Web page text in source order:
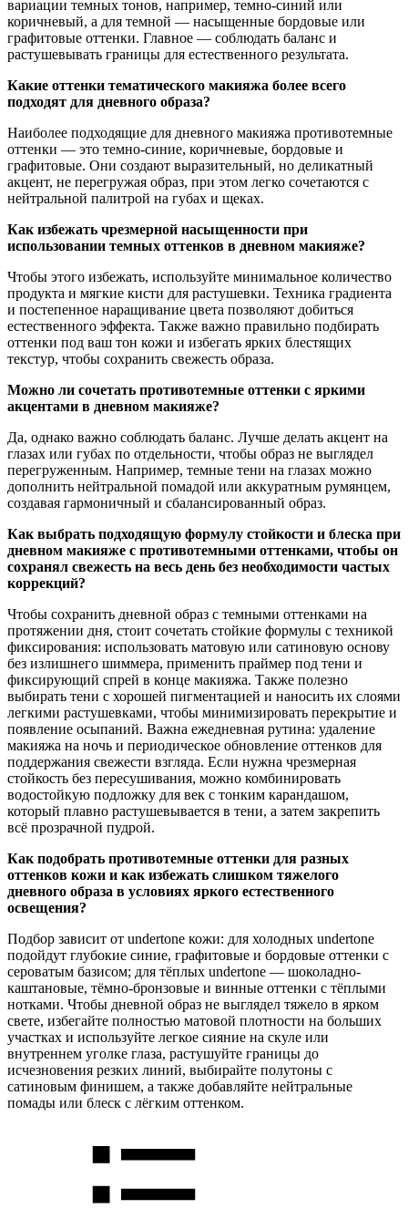
вариации темных тонов, например, темно-синий или
коричневый, а для темной — насыщенные бордовые или
графитовые оттенки. Главное — соблюдать баланс и
растушевывать границы для естественного результата.
Какие оттенки тематического макияжа более всего
подходят для дневного образа?
Наиболее подходящие для дневного макияжа противотемные
оттенки — это темно-синие, коричневые, бордовые и
графитовые. Они создают выразительный, но деликатный
акцент, не перегружая образ, при этом легко сочетаются с
нейтральной палитрой на губах и щеках.
Как избежать чрезмерной насыщенности при
использовании темных оттенков в дневном макияже?
Чтобы этого избежать, используйте минимальное количество
продукта и мягкие кисти для растушевки. Техника градиента
и постепенное наращивание цвета позволяют добиться
естественного эффекта. Также важно правильно подбирать
оттенки под ваш тон кожи и избегать ярких блестящих
текстур, чтобы сохранить свежесть образа.
Можно ли сочетать противотемные оттенки с яркими
акцентами в дневном макияже?
Да, однако важно соблюдать баланс. Лучше делать акцент на
глазах или губах по отдельности, чтобы образ не выглядел
перегруженным. Например, темные тени на глазах можно
дополнить нейтральной помадой или аккуратным румянцем,
создавая гармоничный и сбалансированный образ.
Как выбрать подходящую формулу стойкости и блеска при
дневном макияже с противотемными оттенками, чтобы он
сохранял свежесть на весь день без необходимости частых
коррекций?
Чтобы сохранить дневной образ с темными оттенками на
протяжении дня, стоит сочетать стойкие формулы с техникой
фиксирования: использовать матовую или сатиновую основу
без излишнего шиммера, применить праймер под тени и
фиксирующий спрей в конце макияжа. Также полезно
выбирать тени с хорошей пигментацией и наносить их слоями
легкими растушевками, чтобы минимизировать перекрытие и
появление осыпаний. Важна ежедневная рутина: удаление
макияжа на ночь и периодическое обновление оттенков для
поддержания свежести взгляда. Если нужна чрезмерная
стойкость без пересушивания, можно комбинировать
водостойкую подложку для век с тонким карандашом,
который плавно растушевывается в тени, а затем закрепить
всё прозрачной пудрой.
Как подобрать противотемные оттенки для разных
оттенков кожи и как избежать слишком тяжелого
дневного образа в условиях яркого естественного
освещения?
Подбор зависит от undertone кожи: для холодных undertone
подойдут глубокие синие, графитовые и бордовые оттенки с
сероватым базисом; для тёплых undertone — шоколадно-
каштановые, тёмно-бронзовые и винные оттенки с тёплыми
нотками. Чтобы дневной образ не выглядел тяжело в ярком
свете, избегайте полностью матовой плотности на больших
участках и используйте легкое сияние на скуле или
внутреннем уголке глаза, растушуйте границы до
исчезновения резких линий, выбирайте полутоны с
сатиновым финишем, а также добавляйте нейтральные
помады или блеск с лёгким оттенком.